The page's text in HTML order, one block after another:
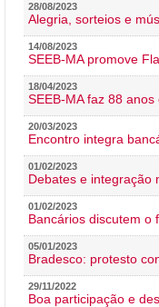
28/08/2023
Alegria, sorteios e
14/08/2023
SEEB-MA promove
18/04/2023
SEEB-MA faz 88
20/03/2023
Encontro integra
01/02/2023
Debates e integração
01/02/2023
Bancários discutem o
05/01/2023
Bradesco: protesto
29/11/2022
Boa participação e